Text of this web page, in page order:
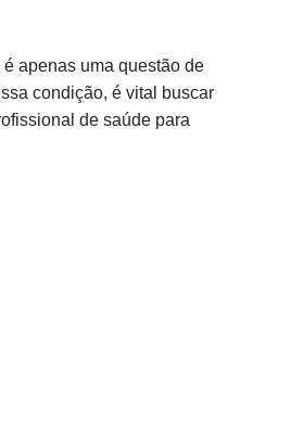
apenas uma questão de
condição, é vital buscar
de saúde para